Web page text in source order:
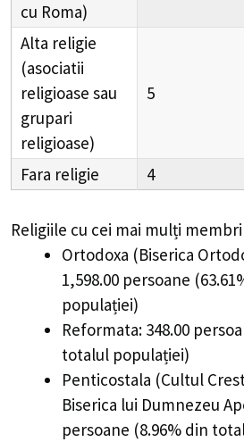
cu Roma)
Alta religie
(asociatii
religioase sau
grupari
religioase)
5
Fara religie 4
Religiile cu cei mai mulți
Ortodoxa (Biserica
1,598.00 persoane
populației)
Reformata: 348.00
totalul populației)
Penticostala (Cultul
Biserica lui Dumnezeu
persoane (8.96% din